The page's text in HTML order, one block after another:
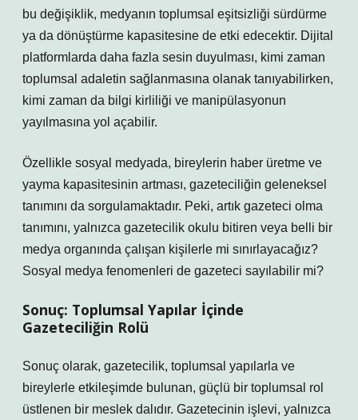
bu değişiklik, medyanın toplumsal eşitsizliği sürdürme
ya da dönüştürme kapasitesine de etki edecektir. Dijital
platformlarda daha fazla sesin duyulması, kimi zaman
toplumsal adaletin sağlanmasına olanak tanıyabilirken,
kimi zaman da bilgi kirliliği ve manipülasyonun
yayılmasına yol açabilir.
Özellikle sosyal medyada, bireylerin haber üretme ve
yayma kapasitesinin artması, gazeteciliğin geleneksel
tanımını da sorgulamaktadır. Peki, artık gazeteci olma
tanımını, yalnızca gazetecilik okulu bitiren veya belli bir
medya organında çalışan kişilerle mi sınırlayacağız?
Sosyal medya fenomenleri de gazeteci sayılabilir mi?
Sonuç: Toplumsal Yapılar İçinde
Gazeteciliğin Rolü
Sonuç olarak, gazetecilik, toplumsal yapılarla ve
bireylerle etkileşimde bulunan, güçlü bir toplumsal rol
üstlenen bir meslek dalıdır. Gazetecinin işlevi, yalnızca